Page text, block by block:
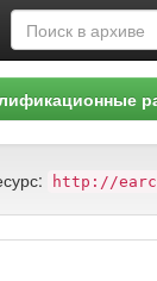
http://